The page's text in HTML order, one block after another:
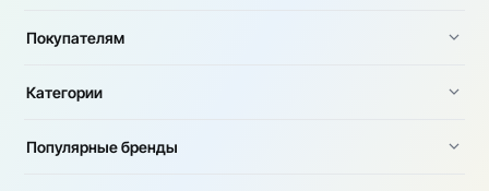
Покупателям
Категории
Популярные бренды